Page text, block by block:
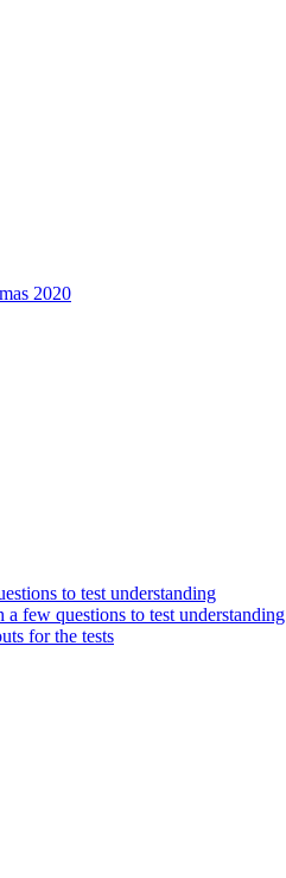
2020
to test understanding
few questions to test understanding
for the tests